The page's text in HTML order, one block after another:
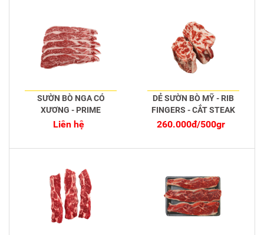
SƯỜN BÒ NGA CÓ
XƯƠNG - PRIME
Liên hệ
DẺ SƯỜN BÒ MỸ - RIB
FINGERS - CẮT STEAK
260.000đ/500gr